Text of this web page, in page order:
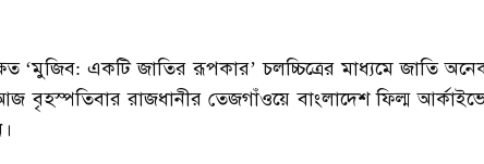
‘মুজিব: একটি জাতির রূপকার’ চলচ্চিত্রের মাধ্যমে জাতি
রাজধানীর তেজগাঁওয়ে বাংলাদেশ ফিল্ম